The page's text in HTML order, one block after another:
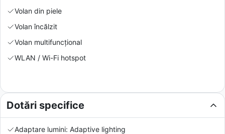
Volan din piele
Volan încălzit
Volan multifuncțional
WLAN / Wi-Fi hotspot
Dotări specifice
Adaptare lumini: Adaptive lighting